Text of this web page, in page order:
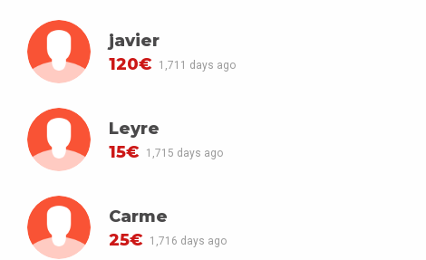
javier
120€
1,711 days ago
Leyre
15€
1,715 days ago
Carme
25€
1,716 days ago